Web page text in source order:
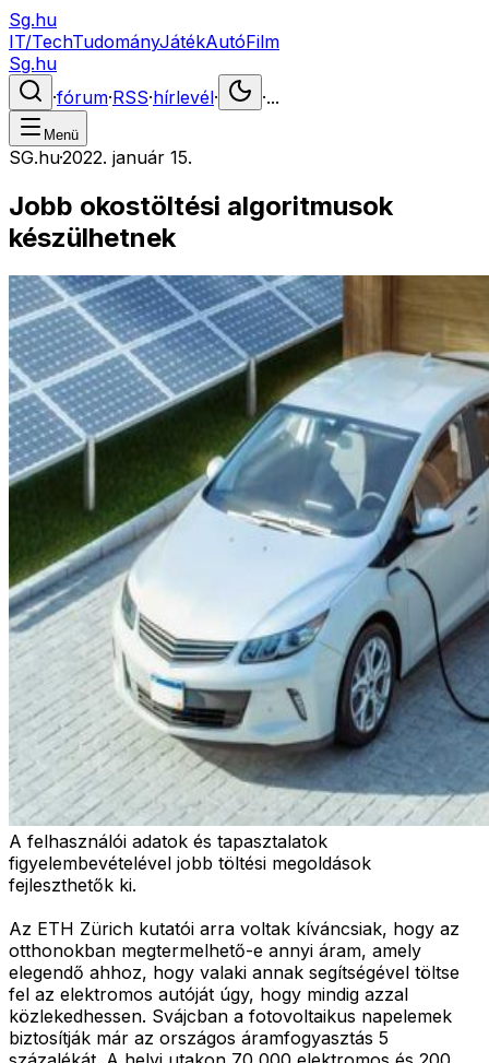
Sg.hu
IT/TechTudományJátékAutóFilm
Sg.hu
·fórum·RSS·hírlevél· ·...
Menü
SG.hu·2022. január 15.
Jobb okostöltési algoritmusok
készülhetnek
A felhasználói adatok és tapasztalatok
figyelembevételével jobb töltési megoldások
fejleszthetők ki.
Az ETH Zürich kutatói arra voltak kíváncsiak, hogy az
otthonokban megtermelhető-e annyi áram, amely
elegendő ahhoz, hogy valaki annak segítségével töltse
fel az elektromos autóját úgy, hogy mindig azzal
közlekedhessen. Svájcban a fotovoltaikus napelemek
biztosítják már az országos áramfogyasztás 5